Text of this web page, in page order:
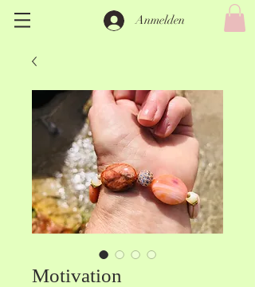
Anmelden
Motivation